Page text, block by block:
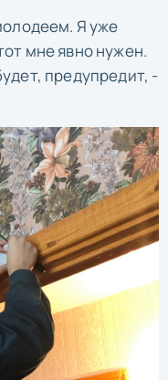
Я уже
мне явно нужен.
предупредит, -